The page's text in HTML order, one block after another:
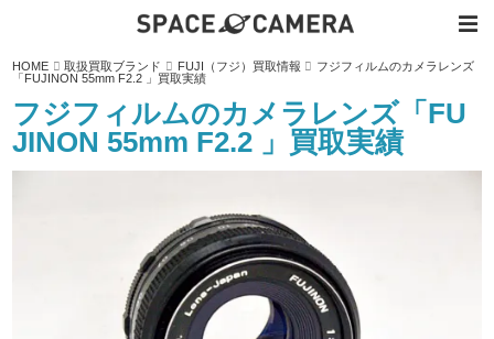
容
キ
ッ
プ
HOME 取扱買取ブランド FUJI（フジ）買取情報
フジフィルムのカメラレンズ
「FUJINON 55mm F2.2 」買取実績
フジフィルムのカメラレンズ「FU
JINON 55mm F2.2 」買取実績